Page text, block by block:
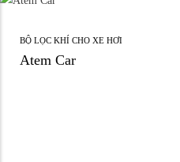
BỘ LỌC KHÍ CHO XE HƠI
Atem Car